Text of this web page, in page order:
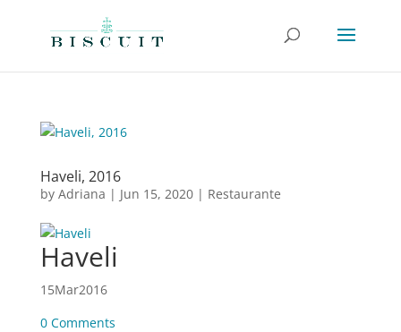
Haveli, 2016
by Adriana | Jun 15, 2020| Restaurante
Haveli
15Mar2016
0 Comments